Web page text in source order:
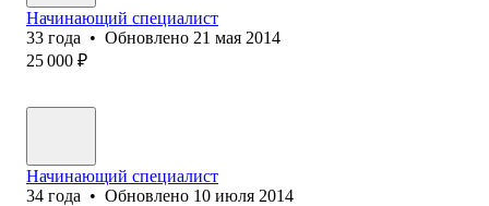
Начинающий специалист
33 года • Обновлено 21 мая 2014
25 000 ₽
Начинающий специалист
34 года • Обновлено 10 июля 2014